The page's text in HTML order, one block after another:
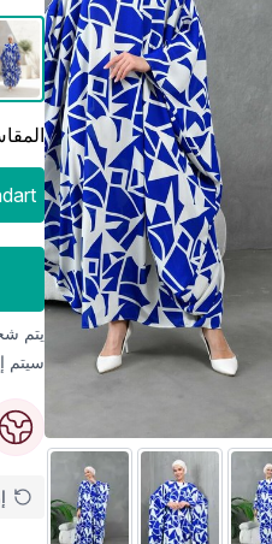
يتم
سيتم